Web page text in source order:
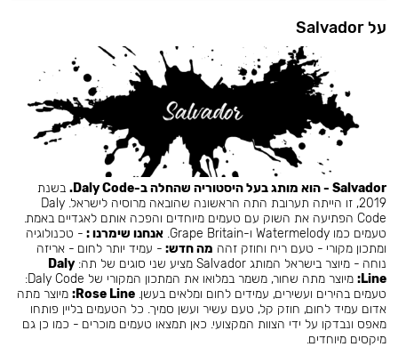
על Salvador
Salvador - הוא מותג בעל היסטוריה שהחלה ב-Daly Code.
בשנת
2019, זו הייתה תערובת התה הראשונה שהובאה מרוסיה לישראל. Daly
Code הפתיעה את השוק עם טעמים מיוחדים והפכה אותם לאגדיים באמת.
טעמים כמו Watermelody ו-Grape Britain.
אנחנו שימרנו : - טכנולוגיה
ומתכון מקורי - טעם ריח וחוזק זהה מה חדש: - עמיד יותר לחום - אריזה
נוחה - מיוצר בישראל המותג Salvador מציע שני סוגים של תה:
Daly
Line:
מיוצר מתה שחור, משמר במלואו את המתכון המקורי של Daly Code:
טעמים בהירים ועשירים, עמידים לחום ומלאים בעשן.Rose Line: מיוצר מתה
אדום עמיד לחום, חוזק קל, טעם עשיר ועשן סמיך. כל הטעמים בליין פותחו
מאפס ונבדקו על ידי הצוות המקצועי. כאן תמצאו טעמים מוכרים - כמו כן גם
מיקסים מיוחדים.